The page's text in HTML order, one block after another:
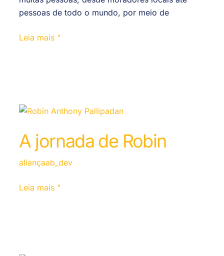
pessoas de todo o mundo, por meio de
Leia mais "
A jornada de Robin
aliançaab_dev
Leia mais "